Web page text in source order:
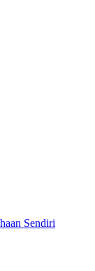
Sendiri